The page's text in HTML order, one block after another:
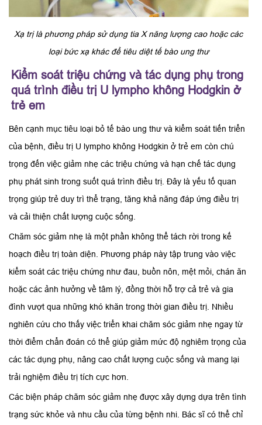
Xạ trị là phương pháp sử dụng tia X năng lượng cao hoặc các
loại bức xạ khác để tiêu diệt tế bào ung thư
Kiểm soát triệu chứng và tác dụng phụ trong
quá trình điều trị U lympho không Hodgkin ở
trẻ em
Bên cạnh mục tiêu loại bỏ tế bào ung thư và kiểm soát tiến triển
của bệnh, điều trị U lympho không Hodgkin ở trẻ em còn chú
trọng đến việc giảm nhẹ các triệu chứng và hạn chế tác dụng
phụ phát sinh trong suốt quá trình điều trị. Đây là yếu tố quan
trọng giúp trẻ duy trì thể trạng, tăng khả năng đáp ứng điều trị
và cải thiện chất lượng cuộc sống.
Chăm sóc giảm nhẹ là một phần không thể tách rời trong kế
hoạch điều trị toàn diện. Phương pháp này tập trung vào việc
kiểm soát các triệu chứng như đau, buồn nôn, mệt mỏi, chán ăn
hoặc các ảnh hưởng về tâm lý, đồng thời hỗ trợ cả trẻ và gia
đình vượt qua những khó khăn trong thời gian điều trị. Nhiều
nghiên cứu cho thấy việc triển khai chăm sóc giảm nhẹ ngay từ
thời điểm chẩn đoán có thể giúp giảm mức độ nghiêm trọng của
các tác dụng phụ, nâng cao chất lượng cuộc sống và mang lại
trải nghiệm điều trị tích cực hơn.
Các biện pháp chăm sóc giảm nhẹ được xây dựng dựa trên tình
trạng sức khỏe và nhu cầu của từng bệnh nhi. Bác sĩ có thể chỉ